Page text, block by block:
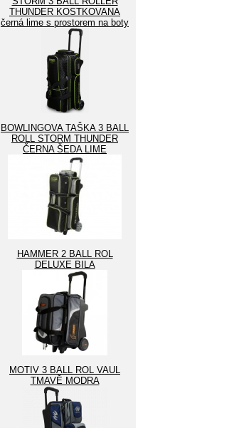
THUNDER KOSTKOVANA
černá lime s prostorem na boty
BOWLINGOVA TAŠKA 3 BALL
ROLL STORM THUNDER
ČERNA ŠEDA LIME
HAMMER 2 BALL ROL
DELUXE BILA
MOTIV 3 BALL ROL VAUL
TMAVĚ MODRA